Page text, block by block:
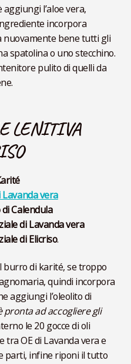
l’aloe vera,
incorpora
nuovamente bene tutti gli
spatolina o uno stecchino.
pulito di quelli da
LENITIVA
vera
Calendula
di Lavanda vera
di Elicriso.
burro di karité, se troppo
quindi incorpora
aggiungi l’oleolito di
pronta ad accogliere gli
le 20 gocce di oli
OE di Lavanda vera e
parti, infine riponi il tutto